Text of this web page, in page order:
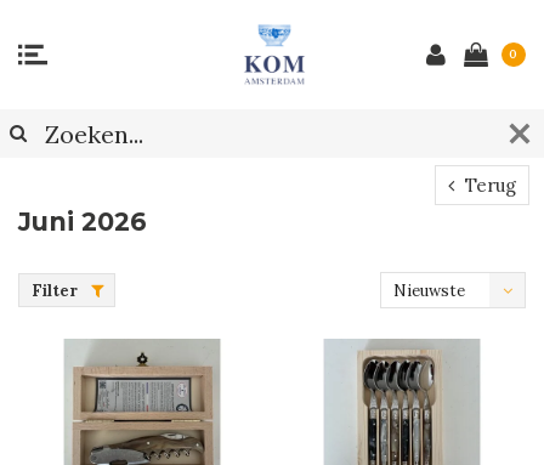
0
Terug
Juni 2026
Filter
Nieuwste